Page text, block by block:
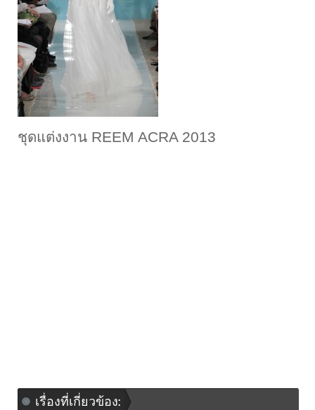
ชุดแต่งงาน REEM ACRA 2013
เรื่องที่เกี่ยวข้อง: